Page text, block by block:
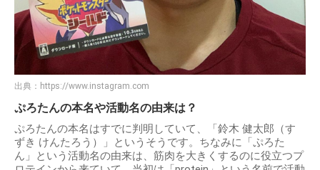
出典： https://www.instagram.com
ぷろたんの本名や活動名の由来は？
ぷろたんの本名はすでに判明していて、「鈴木 健太郎（す
ずき けんたろう）」というそうです。ちなみに「ぷろた
ん」という活動名の由来は、筋肉を大きくするのに役立つプ